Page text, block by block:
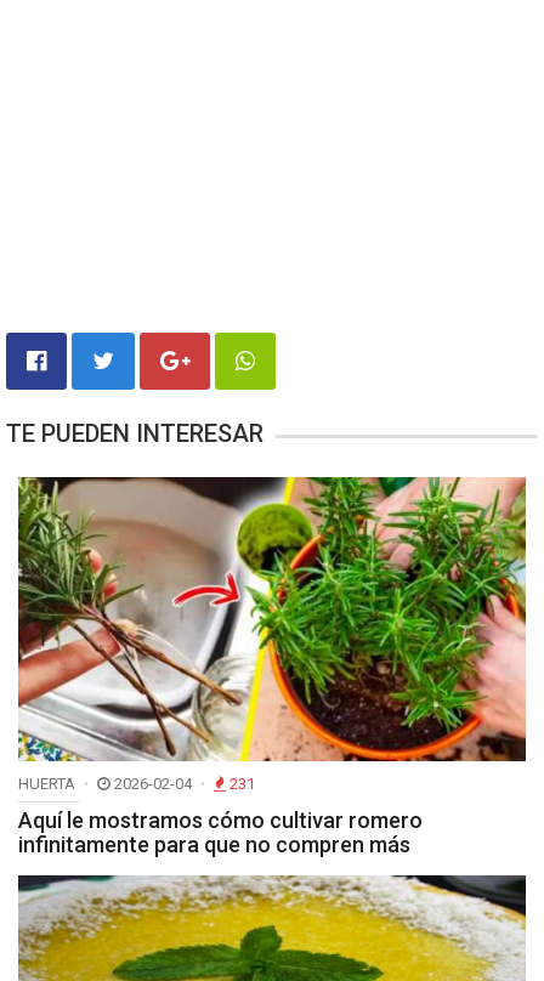
TE PUEDEN INTERESAR
HUERTA 2026-02-04 231
Aquí le mostramos cómo cultivar romero
infinitamente para que no compren más